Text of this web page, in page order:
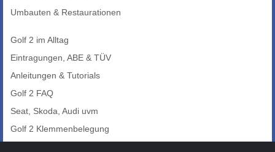
Umbauten & Restaurationen
Golf 2 im Alltag
Eintragungen, ABE & TÜV
Anleitungen & Tutorials
Golf 2 FAQ
Seat, Skoda, Audi uvm
Golf 2 Klemmenbelegung